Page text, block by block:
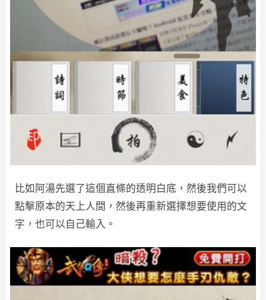
比如阿湯先選了這個直條的透明白底，然後我們可以
點擊原本的天上人間，然後再重新選擇想要使用的文
字，也可以自己輸入。